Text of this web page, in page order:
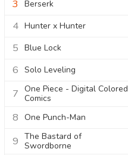
3 Berserk
4 Hunter x Hunter
5 Blue Lock
6 Solo Leveling
7 One Piece - Digital Colored
Comics
8 One Punch-Man
9 The Bastard of
Swordborne